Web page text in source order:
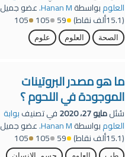
العلومبواسطةHanan M. عضو جميل
(15.1ألف نقاط) 59
105
105
الصحة العلوم علوم
ما هو مصدر البروتينات
الموجودة في اللحوم ؟
سُئلمايو 27، 2020 في تصنيفبوابة
العلومبواسطةHanan M. عضو جميل
(15.1ألف نقاط) 59
105
105